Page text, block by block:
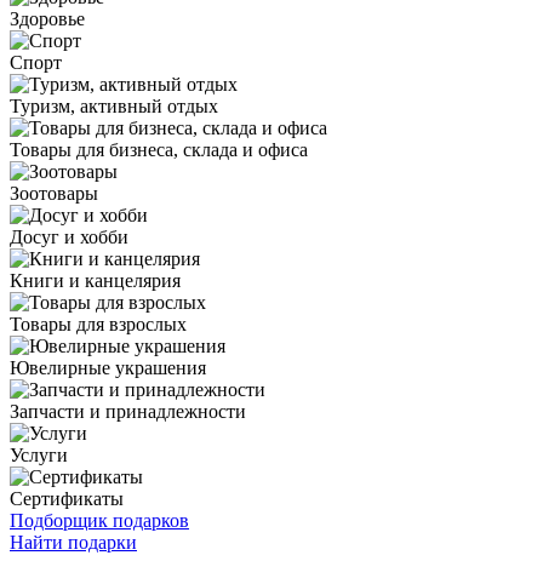
Здоровье
Спорт
Туризм, активный отдых
Товары для бизнеса, склада и офиса
Зоотовары
Досуг и хобби
Книги и канцелярия
Товары для взрослых
Ювелирные украшения
Запчасти и принадлежности
Услуги
Сертификаты
Подборщик подарков
Найти подарки